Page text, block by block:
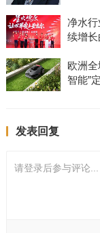
净水
续增
欧洲
智能”
发表回复
请登录后参与评论...